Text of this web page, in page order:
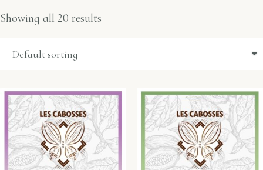
Showing all 20 results